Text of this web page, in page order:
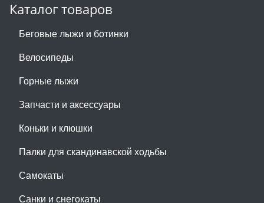
Каталог товаров
Беговые лыжи и ботинки
Велосипеды
Горные лыжи
Запчасти и аксессуары
Коньки и клюшки
Палки для скандинавской ходьбы
Самокаты
Санки и снегокаты